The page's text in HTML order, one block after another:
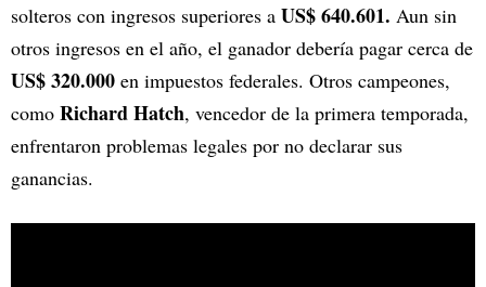
solteros con ingresos superiores a US$ 640.601. Aun sin
otros ingresos en el año, el ganador debería pagar cerca de
US$ 320.000 en impuestos federales. Otros campeones,
como Richard Hatch, vencedor de la primera temporada,
enfrentaron problemas legales por no declarar sus
ganancias.